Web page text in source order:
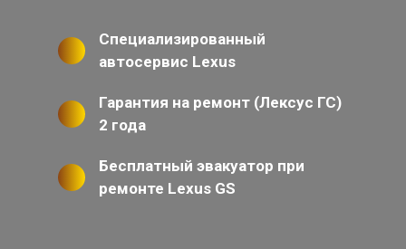
Специализированный
автосервис Lexus
Гарантия на ремонт (Лексус ГС)
2 года
Бесплатный эвакуатор при
ремонте Lexus GS